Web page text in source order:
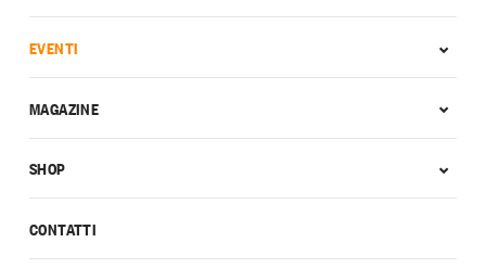
CONTATTI
EVENTI
MAGAZINE
SHOP